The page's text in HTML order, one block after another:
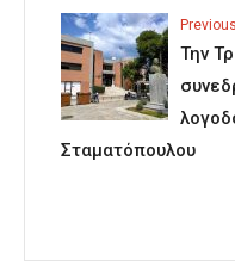
Την
Σταματόπουλου